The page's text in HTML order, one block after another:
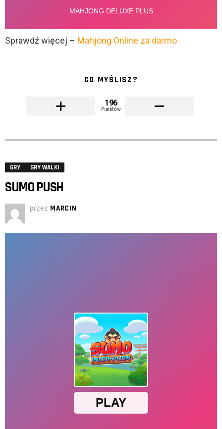
Sprawdź więcej – Mahjong Online za darmo
CO MYŚLISZ?
196
Punktów
GRY GRY WALKI
SUMO PUSH
przez MARCIN